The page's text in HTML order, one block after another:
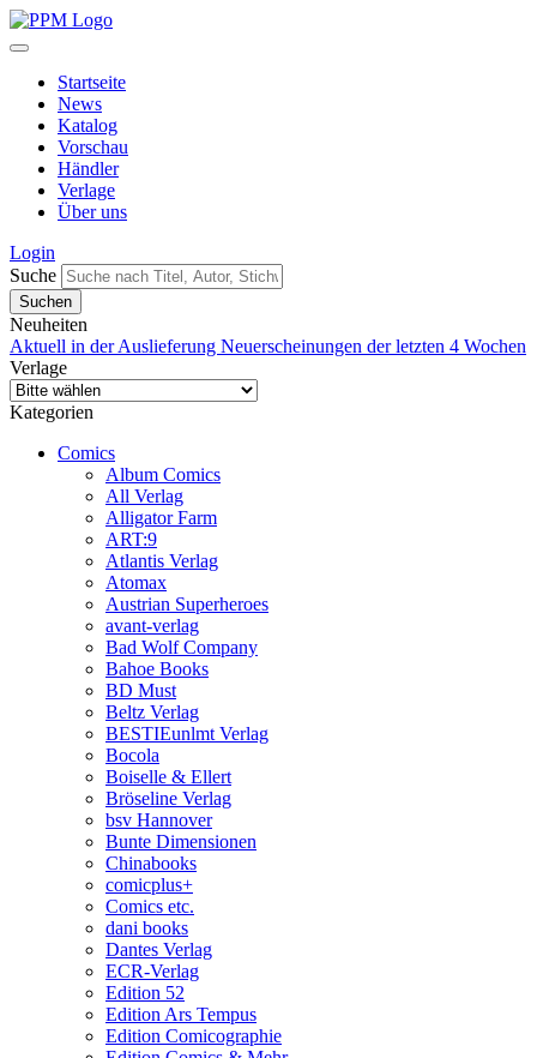
Startseite
News
Katalog
Vorschau
Händler
Verlage
Über uns
Login
Suche
Neuheiten
Aktuell in der Auslieferung Neuerscheinungen der letzten 4 Wochen
Verlage
Kategorien
Comics
Album Comics
All Verlag
Alligator Farm
ART:9
Atlantis Verlag
Atomax
Austrian Superheroes
avant-verlag
Bad Wolf Company
Bahoe Books
BD Must
Beltz Verlag
BESTIEunlmt Verlag
Bocola
Boiselle & Ellert
Bröseline Verlag
bsv Hannover
Bunte Dimensionen
Chinabooks
comicplus+
Comics etc.
dani books
Dantes Verlag
ECR-Verlag
Edition 52
Edition Ars Tempus
Edition Comicographie